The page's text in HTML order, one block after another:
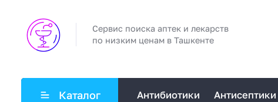
Сервис поиска аптек и лекарств
по низким ценам в Ташкенте
Каталог Антибиотики Антисептики